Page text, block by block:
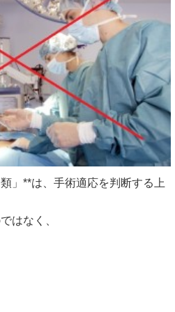
」**は、手術適応を判断する上
はなく、